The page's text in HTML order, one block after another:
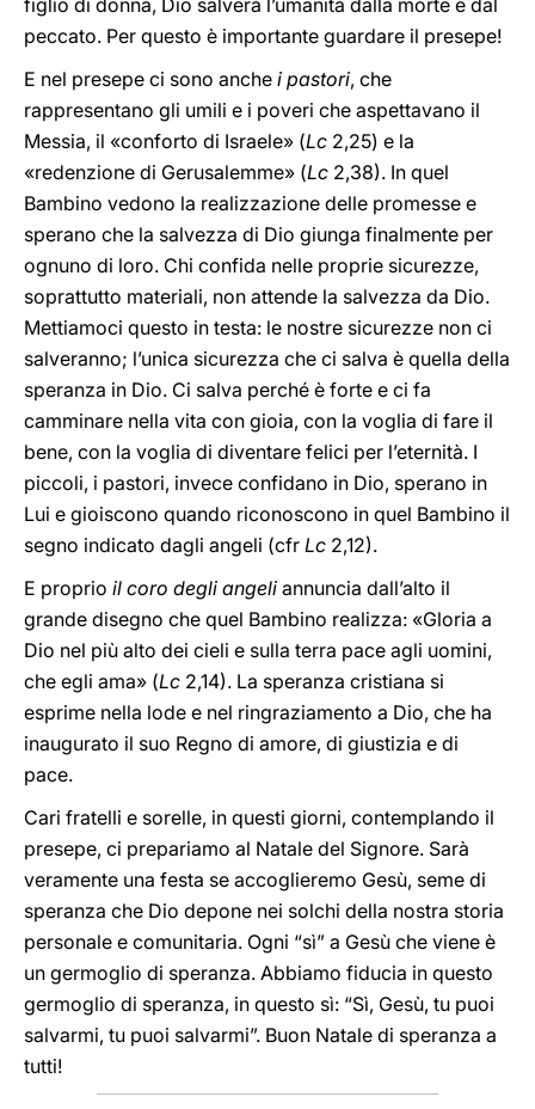
figlio di donna, Dio salverà l’umanità dalla morte e dal
peccato. Per questo è importante guardare il presepe!
E nel presepe ci sono anche i pastori, che
rappresentano gli umili e i poveri che aspettavano il
Messia, il «conforto di Israele» (Lc 2,25) e la
«redenzione di Gerusalemme» (Lc 2,38). In quel
Bambino vedono la realizzazione delle promesse e
sperano che la salvezza di Dio giunga finalmente per
ognuno di loro. Chi confida nelle proprie sicurezze,
soprattutto materiali, non attende la salvezza da Dio.
Mettiamoci questo in testa: le nostre sicurezze non ci
salveranno; l’unica sicurezza che ci salva è quella della
speranza in Dio. Ci salva perché è forte e ci fa
camminare nella vita con gioia, con la voglia di fare il
bene, con la voglia di diventare felici per l’eternità. I
piccoli, i pastori, invece confidano in Dio, sperano in
Lui e gioiscono quando riconoscono in quel Bambino il
segno indicato dagli angeli (cfr Lc 2,12).
E proprio il coro degli angeli annuncia dall’alto il
grande disegno che quel Bambino realizza: «Gloria a
Dio nel più alto dei cieli e sulla terra pace agli uomini,
che egli ama» (Lc 2,14). La speranza cristiana si
esprime nella lode e nel ringraziamento a Dio, che ha
inaugurato il suo Regno di amore, di giustizia e di
pace.
Cari fratelli e sorelle, in questi giorni, contemplando il
presepe, ci prepariamo al Natale del Signore. Sarà
veramente una festa se accoglieremo Gesù, seme di
speranza che Dio depone nei solchi della nostra storia
personale e comunitaria. Ogni “sì” a Gesù che viene è
un germoglio di speranza. Abbiamo fiducia in questo
germoglio di speranza, in questo sì: “Sì, Gesù, tu puoi
salvarmi, tu puoi salvarmi”. Buon Natale di speranza a
tutti!